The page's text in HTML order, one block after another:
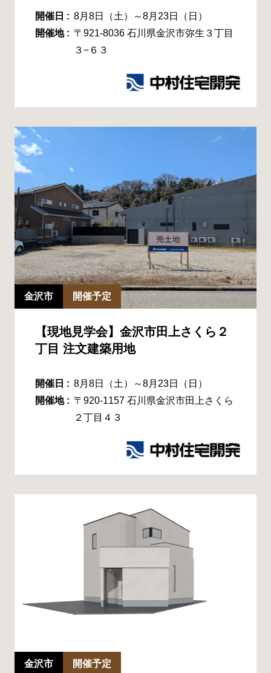
開催日 : 8月8日（土）～8月23日（日）
開催地 : 〒921-8036 石川県金沢市弥生３丁目
３−６３
金沢市 開催予定
【現地見学会】金沢市田上さくら２
丁目 注文建築用地
開催日 : 8月8日（土）～8月23日（日）
開催地 : 〒920-1157 石川県金沢市田上さくら
２丁目４３
金沢市 開催予定